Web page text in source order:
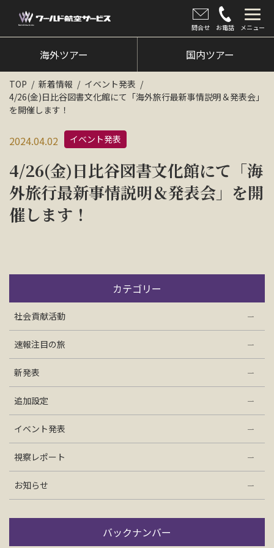
問合せ お電話 メニュー
海外ツアー
国内ツアー
クルーズツアー
ツアー催行状況
旅のひろば
イベント
新着情報
お問い合わせ
資料請求
検索
海外ツアー 国内ツアー
TOP 新着情報
イベント発表
4/26(金)日比谷図書文化館にて「海外旅行最新事情説明＆発表会」
を開催します！
2024.04.02 イベント発表
4/26(金)日比谷図書文化館にて「海
外旅行最新事情説明＆発表会」を開
催します！
カテゴリー
社会貢献活動
速報注目の旅
新発表
追加設定
イベント発表
視察レポート
お知らせ
バックナンバー